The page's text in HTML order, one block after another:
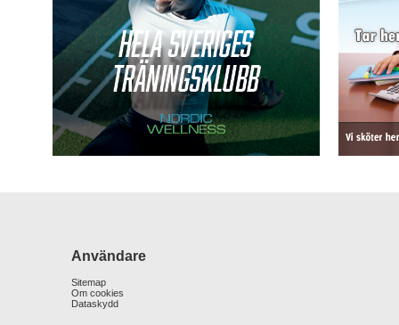
Användare
Sitemap
Om cookies
Dataskydd